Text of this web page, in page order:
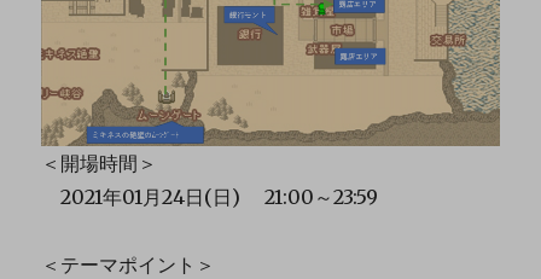
＜開場時間＞
2021年01月24日(日) 21:00～23:59
＜テーマポイント＞